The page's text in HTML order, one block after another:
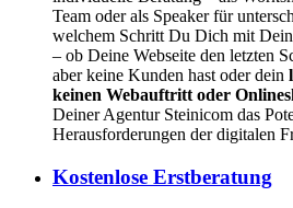
Team oder als Speaker für
welchem Schritt Du Dich mit
– ob Deine Webseite den letzten
aber keine Kunden hast oder dein
keinen Webauftritt oder
Deiner Agentur Steinicom das
Herausforderungen der digitalen
Kostenlose Erstberatung